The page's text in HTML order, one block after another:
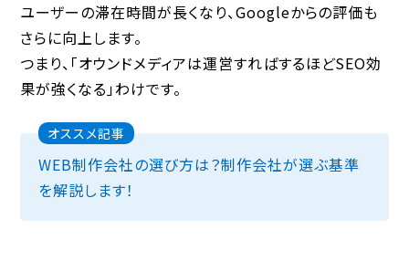
ユーザーの滞在時間が長くなり、Googleからの評価も
さらに向上します。
つまり、「オウンドメディアは運営すればするほどSEO効
果が強くなる」わけです。
オススメ記事
WEB制作会社の選び方は？制作会社が選ぶ基準
を解説します！